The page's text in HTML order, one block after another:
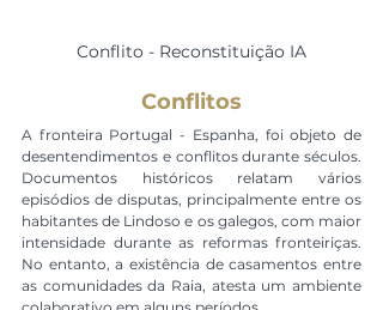
Conflito - Reconstituição IA
Conflitos
A fronteira Portugal - Espanha, foi objeto de
desentendimentos e conflitos durante séculos.
Documentos históricos relatam vários
episódios de disputas, principalmente entre os
habitantes de Lindoso e os galegos, com maior
intensidade durante as reformas fronteiriças.
No entanto, a existência de casamentos entre
as comunidades da Raia, atesta um ambiente